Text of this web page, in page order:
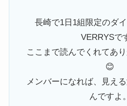
長崎で1日1組限定のダ
VERRYSで
ここまで読んでくれてあ
😊
メンバーになれば、見え
んですよ。